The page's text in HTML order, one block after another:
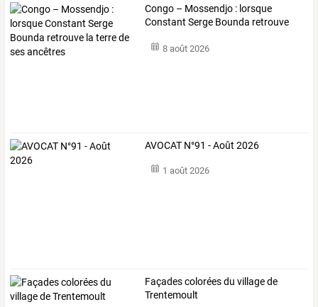
Congo – Mossendjo : lorsque
Constant Serge Bounda retrouve
8 août 2026
AVOCAT N°91 - Août 2026
1 août 2026
Façades colorées du village de
Trentemoult